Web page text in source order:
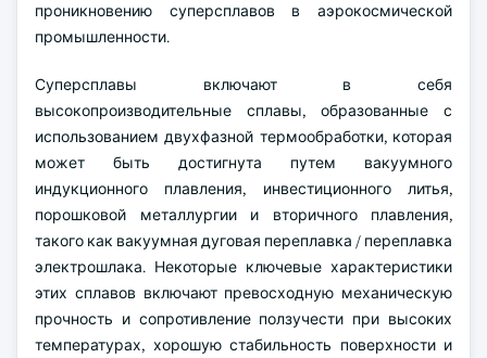
проникновению суперсплавов в аэрокосмической
промышленности.
Суперсплавы включают в себя
высокопроизводительные сплавы, образованные с
использованием двухфазной термообработки, которая
может быть достигнута путем вакуумного
индукционного плавления, инвестиционного литья,
порошковой металлургии и вторичного плавления,
такого как вакуумная дуговая переплавка / переплавка
электрошлака. Некоторые ключевые характеристики
этих сплавов включают превосходную механическую
прочность и сопротивление ползучести при высоких
температурах, хорошую стабильность поверхности и